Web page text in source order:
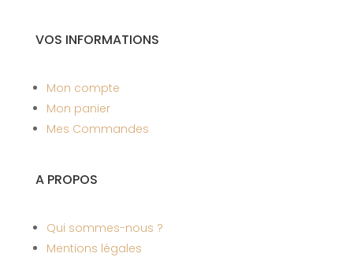
VOS INFORMATIONS
Mon compte
Mon panier
Mes Commandes
A PROPOS
Qui sommes-nous ?
Mentions légales